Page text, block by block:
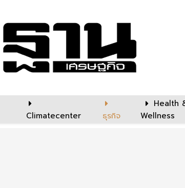
Climatecenter ธุรกิจ
Health
Wellness